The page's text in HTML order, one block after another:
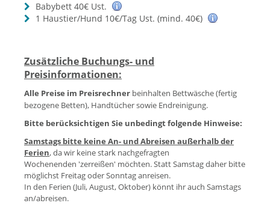
Babybett 40€ Ust.
1 Haustier/Hund 10€/Tag Ust. (mind. 40€)
Zusätzliche Buchungs- und
Preisinformationen:
Alle Preise im Preisrechner beinhalten Bettwäsche (fertig
bezogene Betten), Handtücher sowie Endreinigung.
Bitte berücksichtigen Sie unbedingt folgende Hinweise:
Samstags bitte keine An- und Abreisen außerhalb der
Ferien, da wir keine stark nachgefragten
Wochenenden 'zerreißen' möchten. Statt Samstag daher bitte
möglichst Freitag oder Sonntag anreisen.
In den Ferien (Juli, August, Oktober) könnt ihr auch Samstags
an/abreisen.